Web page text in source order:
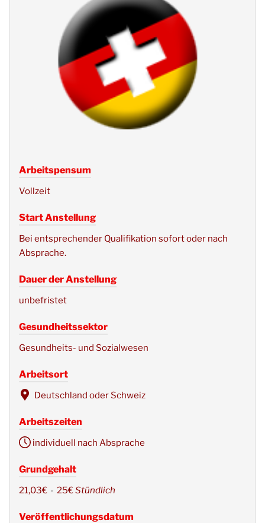
Arbeitspensum
Vollzeit
Start Anstellung
Bei entsprechender Qualifikation sofort oder nach
Absprache.
Dauer der Anstellung
unbefristet
Gesundheitssektor
Gesundheits- und Sozialwesen
Arbeitsort
Deutschland oder Schweiz
Arbeitszeiten
individuell nach Absprache
Grundgehalt
21,03€ - 25€Stündlich
Veröffentlichungsdatum